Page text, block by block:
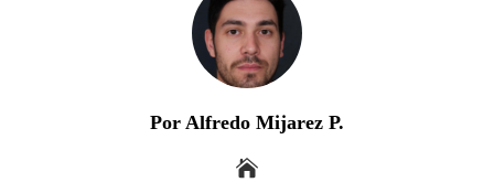
Por Alfredo Mijarez P.